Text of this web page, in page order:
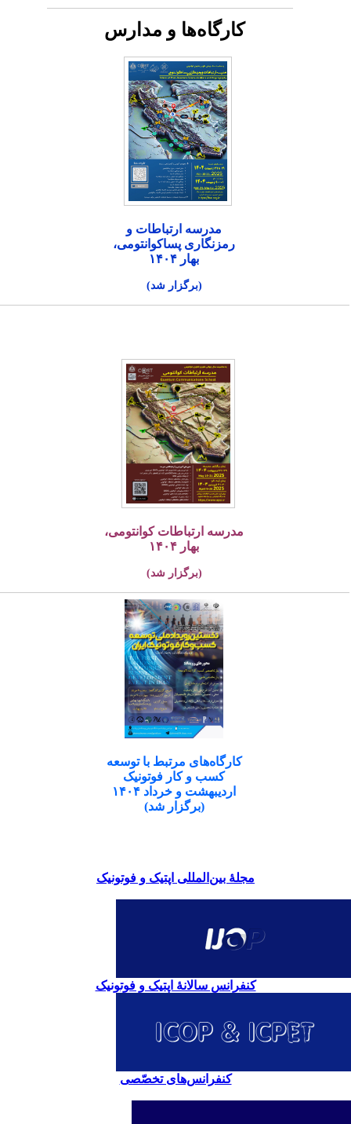
کارگاه‌ها و مدارس
مدرسه ارتباطات و
رمزنگاری پساکوانتومی،
بهار ۱۴۰۴
(برگزار شد)
مدرسه ارتباطات کوانتومی،
بهار ۱۴۰۴
(برگزار شد)
کارگاه‌های مرتبط با توسعه
کسب و کار فوتونیک
اردیبهشت و خرداد ۱۴۰۴
(برگزار شد)
مجلۀ بین‌المللی اپتیک و فوتونیک
کنفرانس سالانۀ اپتیک و فوتونیک
کنفرانس‌های تخصّصی